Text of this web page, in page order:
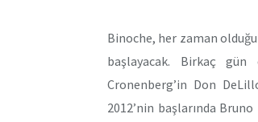
Binoche, her zaman
başlayacak. Birkaç
Cronenberg’in Don
2012’nin başlarında